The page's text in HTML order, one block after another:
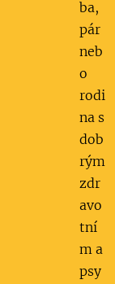
ba,
pár
neb
o
rodi
na s
dob
rým
zdr
avo
tní
m a
psy